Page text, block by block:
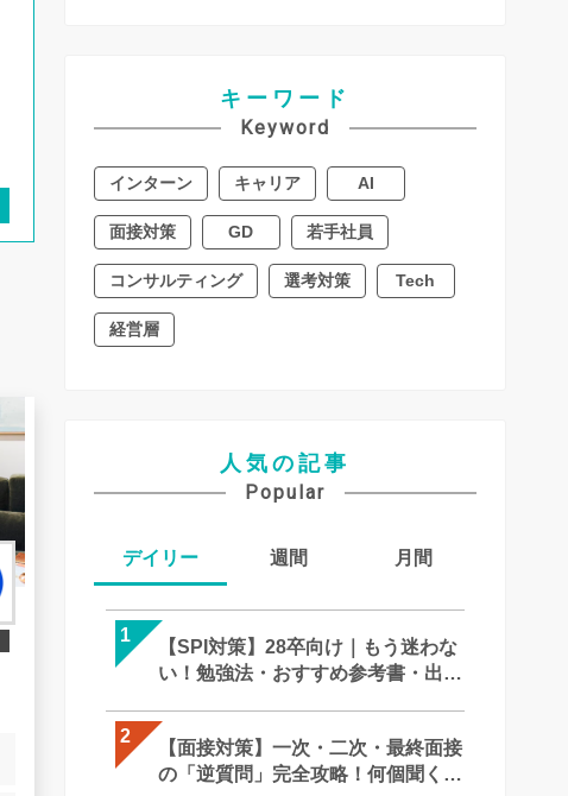
キーワード
Keyword
インターン キャリア AI
面接対策 GD 若手社員
コンサルティング 選考対策 Tech
経営層
人気の記事
Popular
デイリー
1
【SPI対策】28卒向け｜もう迷わな
い！勉強法・おすすめ参考書・出題
2
【面接対策】一次・二次・最終面接
の「逆質問」完全攻略！何個聞く？
週間
1
【SPI対策】28卒向け｜もう迷わな
い！勉強法・おすすめ参考書・出
2
【面接対策】一次・二次・最終面
の「逆質問」完全攻略！何個聞く
月間
1
【面接対策】一次・二次・最終面
の「逆質問」完全攻略！何個聞く
2
【SPI対策】28卒向け｜もう迷わな
い！勉強法・おすすめ参考書・出